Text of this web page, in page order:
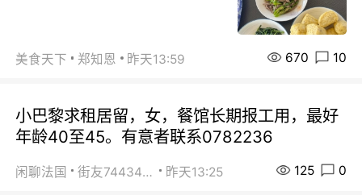
美食天下 郑知恩 昨天13:59 670 10
小巴黎求租居留，女，餐馆长期报工用，最好
年龄40至45。有意者联系0782236
闲聊法国 街友74434350 昨天13:25 125 0